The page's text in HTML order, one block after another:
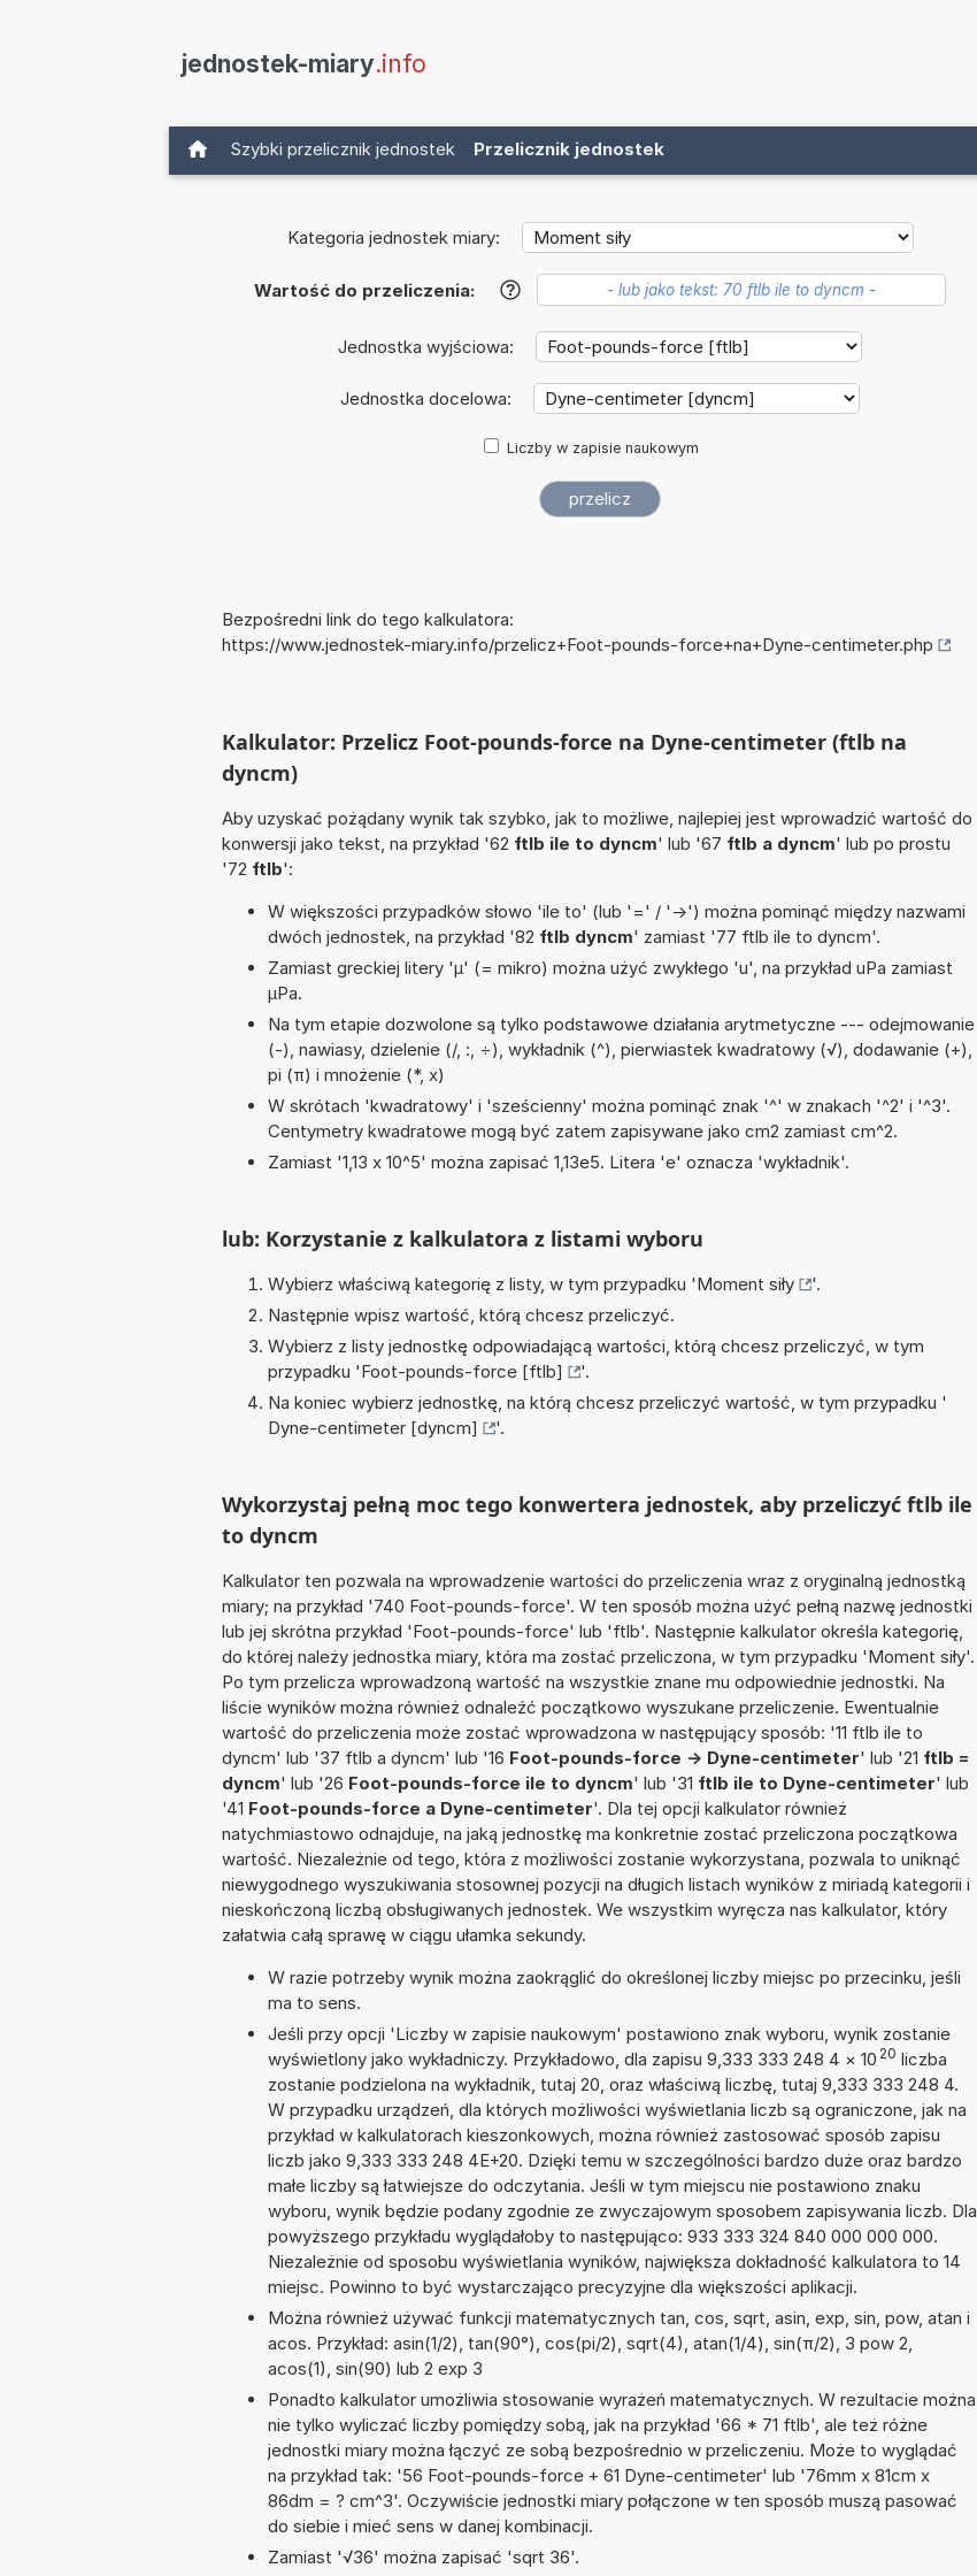
jednostek-miary.info
Szybki przelicznik jednostek Przelicznik jednostek
Kategoria jednostek miary:
Wartość do przeliczenia: ?
Jednostka wyjściowa:
Jednostka docelowa:
Liczby w zapisie naukowym
Bezpośredni link do tego kalkulatora:
https://www.jednostek-miary.info/przelicz+Foot-pounds-force+na+Dyne-centimeter.php
Kalkulator: Przelicz Foot-pounds-force na Dyne-centimeter (ftlb na
dyncm)
Aby uzyskać pożądany wynik tak szybko, jak to możliwe, najlepiej jest wprowadzić wartość do
konwersji jako tekst, na przykład '62 ftlb ile to dyncm' lub '67 ftlb a dyncm' lub po prostu
'72 ftlb':
W większości przypadków słowo 'ile to' (lub '=' / '->') można pominąć między nazwami
dwóch jednostek, na przykład '82 ftlb dyncm' zamiast '77 ftlb ile to dyncm'.
Zamiast greckiej litery 'µ' (= mikro) można użyć zwykłego 'u', na przykład uPa zamiast
µPa.
Na tym etapie dozwolone są tylko podstawowe działania arytmetyczne --- odejmowanie
(-), nawiasy, dzielenie (/, :, ÷), wykładnik (^), pierwiastek kwadratowy (√), dodawanie (+),
pi (π) i mnożenie (*, x)
W skrótach 'kwadratowy' i 'sześcienny' można pominąć znak '^' w znakach '^2' i '^3'.
Centymetry kwadratowe mogą być zatem zapisywane jako cm2 zamiast cm^2.
Zamiast '1,13 x 10^5' można zapisać 1,13e5. Litera 'e' oznacza 'wykładnik'.
lub: Korzystanie z kalkulatora z listami wyboru
Wybierz właściwą kategorię z listy, w tym przypadku 'Moment siły
'.
Następnie wpisz wartość, którą chcesz przeliczyć.
Wybierz z listy jednostkę odpowiadającą wartości, którą chcesz przeliczyć, w tym
przypadku 'Foot-pounds-force [ftlb]
'.
Na koniec wybierz jednostkę, na którą chcesz przeliczyć wartość, w tym przypadku '
Dyne-centimeter [dyncm]
'.
Wykorzystaj pełną moc tego konwertera jednostek, aby przeliczyć ftlb ile
to dyncm
Kalkulator ten pozwala na wprowadzenie wartości do przeliczenia wraz z oryginalną jednostką
miary; na przykład '740 Foot-pounds-force'. W ten sposób można użyć pełną nazwę jednostki
lub jej skrótna przykład 'Foot-pounds-force' lub 'ftlb'. Następnie kalkulator określa kategorię,
do której należy jednostka miary, która ma zostać przeliczona, w tym przypadku 'Moment siły'.
Po tym przelicza wprowadzoną wartość na wszystkie znane mu odpowiednie jednostki. Na
liście wyników można również odnaleźć początkowo wyszukane przeliczenie. Ewentualnie
wartość do przeliczenia może zostać wprowadzona w następujący sposób: '11 ftlb ile to
dyncm' lub '37 ftlb a dyncm' lub '16 Foot-pounds-force -> Dyne-centimeter' lub '21 ftlb =
dyncm' lub '26 Foot-pounds-force ile to dyncm' lub '31 ftlb ile to Dyne-centimeter' lub
'41 Foot-pounds-force a Dyne-centimeter'. Dla tej opcji kalkulator również
natychmiastowo odnajduje, na jaką jednostkę ma konkretnie zostać przeliczona początkowa
wartość. Niezależnie od tego, która z możliwości zostanie wykorzystana, pozwala to uniknąć
niewygodnego wyszukiwania stosownej pozycji na długich listach wyników z miriadą kategorii i
nieskończoną liczbą obsługiwanych jednostek. We wszystkim wyręcza nas kalkulator, który
załatwia całą sprawę w ciągu ułamka sekundy.
W razie potrzeby wynik można zaokrąglić do określonej liczby miejsc po przecinku, jeśli
ma to sens.
Jeśli przy opcji 'Liczby w zapisie naukowym' postawiono znak wyboru, wynik zostanie
wyświetlony jako wykładniczy. Przykładowo, dla zapisu 9,333 333 248 4 × 10 20 liczba
zostanie podzielona na wykładnik, tutaj 20, oraz właściwą liczbę, tutaj 9,333 333 248 4.
W przypadku urządzeń, dla których możliwości wyświetlania liczb są ograniczone, jak na
przykład w kalkulatorach kieszonkowych, można również zastosować sposób zapisu
liczb jako 9,333 333 248 4E+20. Dzięki temu w szczególności bardzo duże oraz bardzo
małe liczby są łatwiejsze do odczytania. Jeśli w tym miejscu nie postawiono znaku
wyboru, wynik będzie podany zgodnie ze zwyczajowym sposobem zapisywania liczb. Dla
powyższego przykładu wyglądałoby to następująco: 933 333 324 840 000 000 000.
Niezależnie od sposobu wyświetlania wyników, największa dokładność kalkulatora to 14
miejsc. Powinno to być wystarczająco precyzyjne dla większości aplikacji.
Można również używać funkcji matematycznych tan, cos, sqrt, asin, exp, sin, pow, atan i
acos. Przykład: asin(1/2), tan(90°), cos(pi/2), sqrt(4), atan(1/4), sin(π/2), 3 pow 2,
acos(1), sin(90) lub 2 exp 3
Ponadto kalkulator umożliwia stosowanie wyrażeń matematycznych. W rezultacie można
nie tylko wyliczać liczby pomiędzy sobą, jak na przykład '66 * 71 ftlb', ale też różne
jednostki miary można łączyć ze sobą bezpośrednio w przeliczeniu. Może to wyglądać
na przykład tak: '56 Foot-pounds-force + 61 Dyne-centimeter' lub '76mm x 81cm x
86dm = ? cm^3'. Oczywiście jednostki miary połączone w ten sposób muszą pasować
do siebie i mieć sens w danej kombinacji.
Zamiast '√36' można zapisać 'sqrt 36'.